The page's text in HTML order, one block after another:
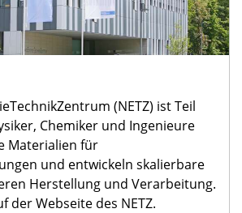
(NETZ) ist Teil
Chemiker und Ingenieure
Materialien für
und entwickeln skalierbare
Herstellung und Verarbeitung.
der Webseite des NETZ.